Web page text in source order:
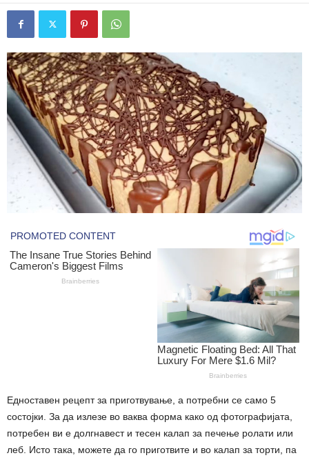
Едноставен рецепт за приготвување, а потребни се само 5
состојки. За да излезе во ваква форма како од фотографијата,
потребен ви е долгнавест и тесен калап за печење ролати или
леб. Исто така, можете да го приготвите и во калап за торти, па